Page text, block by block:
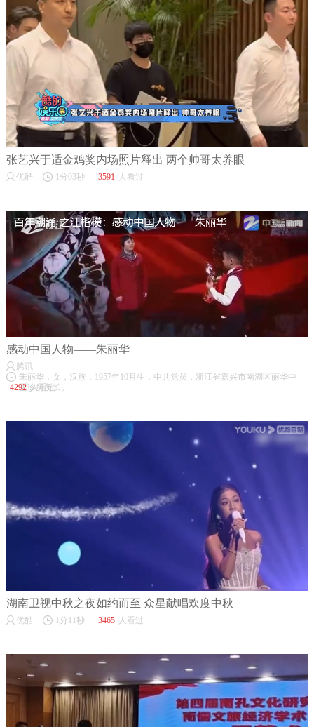
张艺兴于适金鸡奖内场照片释出 两个帅哥太养眼
优酷 1分03秒 3591 人看过
感动中国人物——朱丽华
腾讯
朱丽华，女，汉族，1957年10月生，中共党员，浙江省嘉兴市南湖区丽华中
医诊所所长。
4292 人看过
湖南卫视中秋之夜如约而至 众星献唱欢度中秋
优酷 1分11秒 3465 人看过